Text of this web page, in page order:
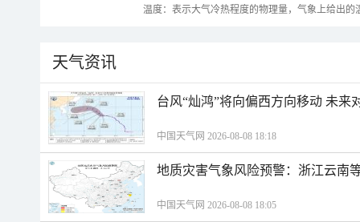
温度：表示大气冷热程度的物理量，气象上给出
天气资讯
台风“灿鸿”将向偏西方向移动 未来
中国天气网 2026-08-08 18:18
地质灾害气象风险预警：浙江云南
中国天气网 2026-08-08 18:05